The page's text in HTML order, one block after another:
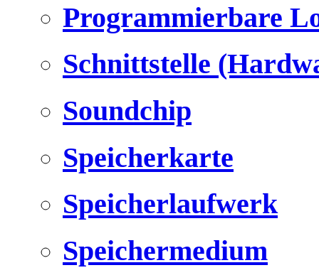
Programmierbare
Schnittstelle
Soundchip
Speicherkarte
Speicherlaufwerk
Speichermedium